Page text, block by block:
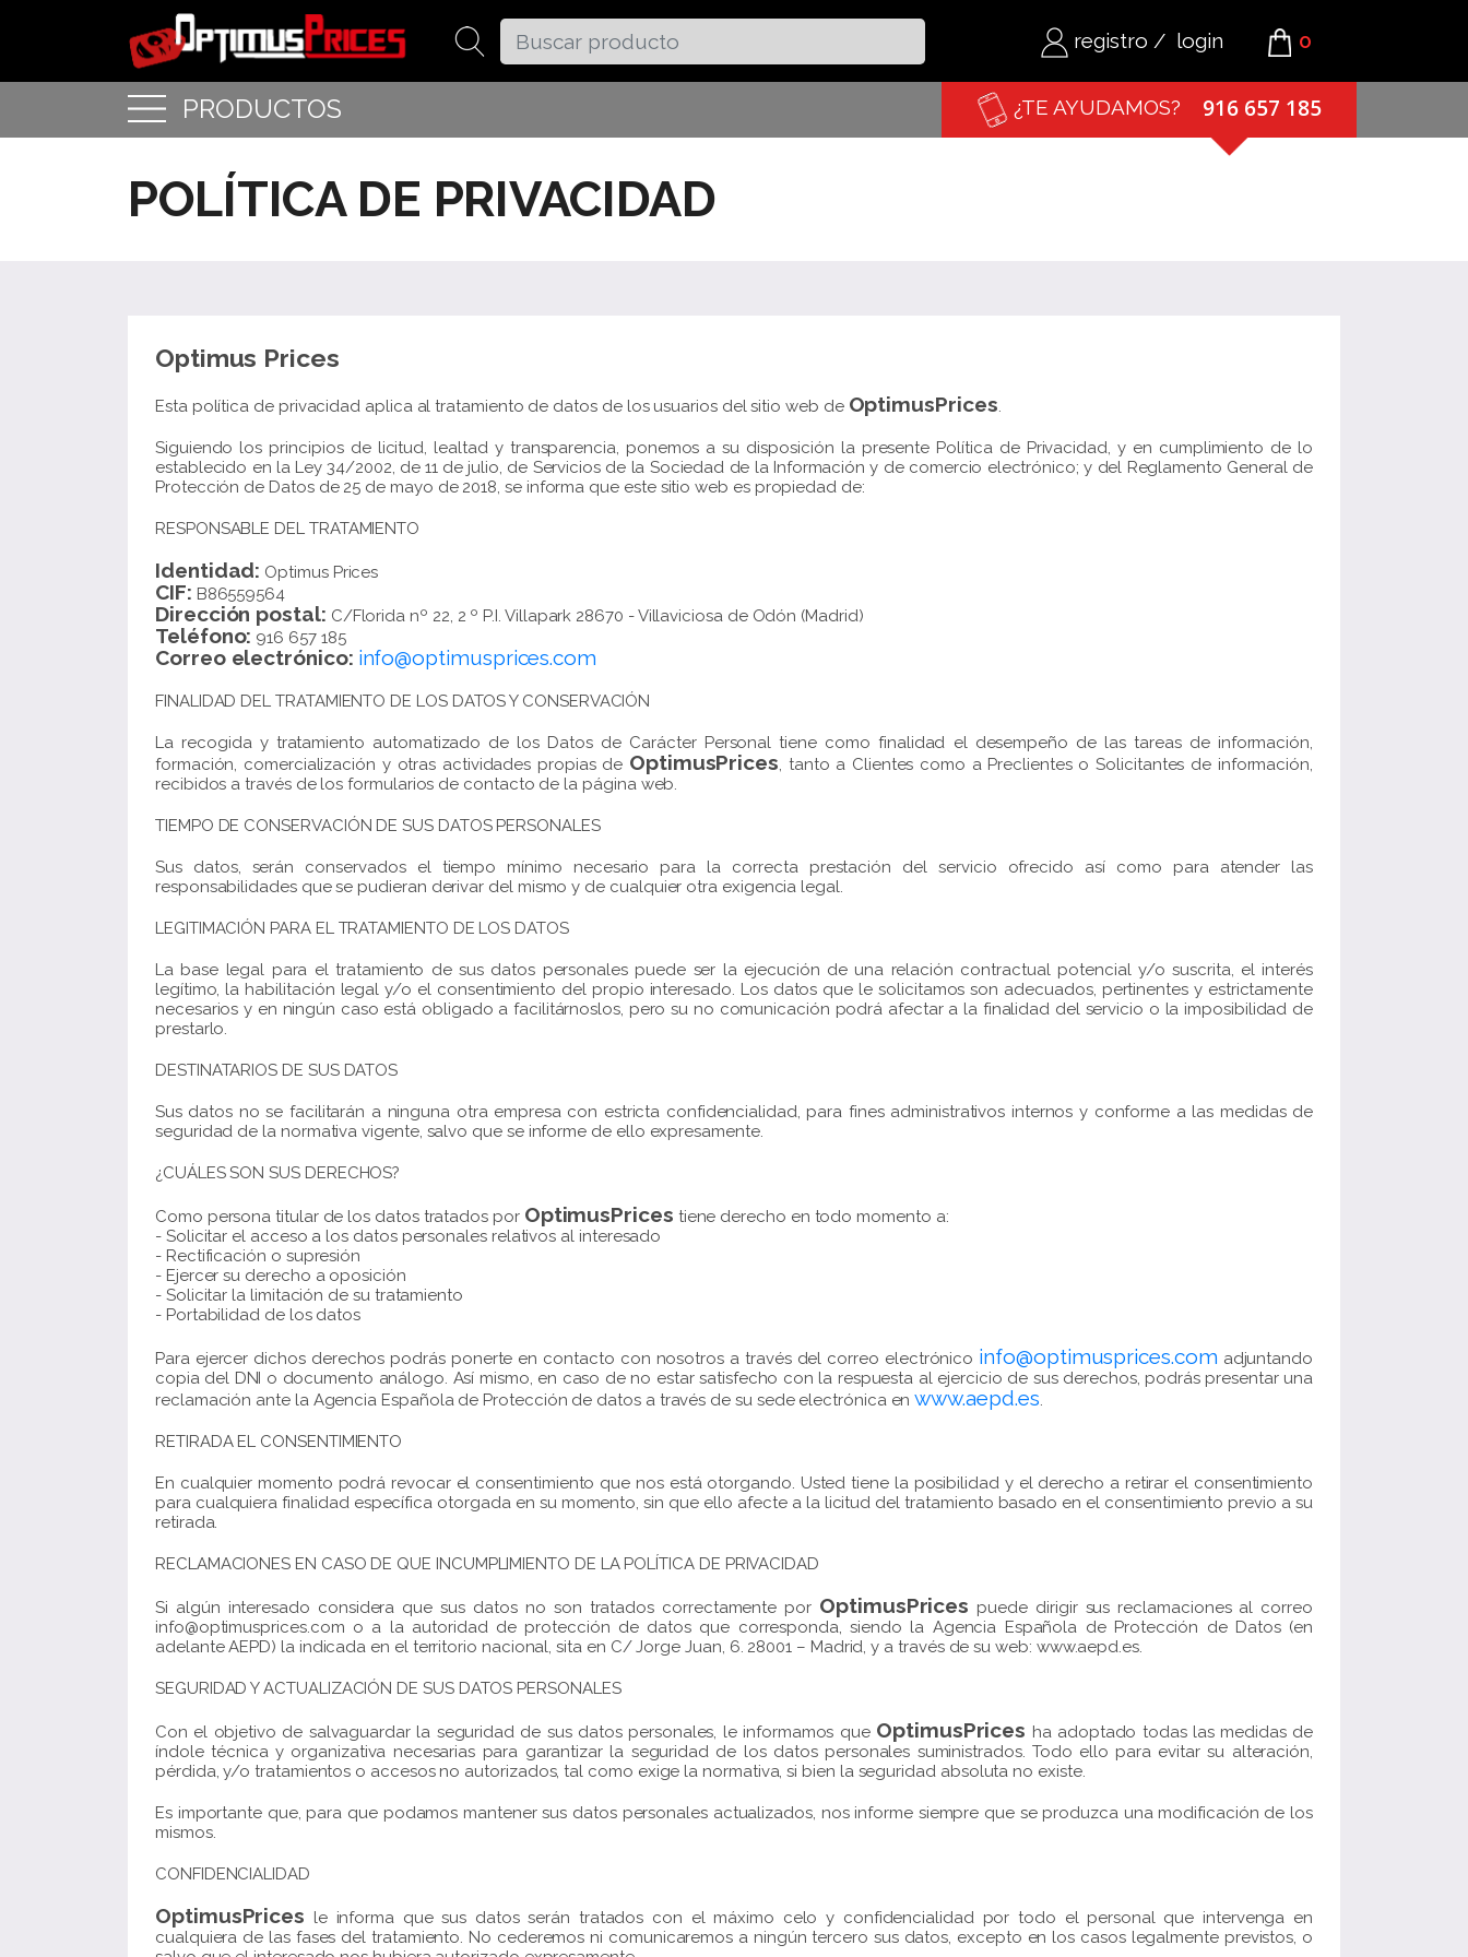
registro / login 0
PRODUCTOS ¿TE AYUDAMOS? 916 657 185
POLÍTICA DE PRIVACIDAD
Optimus Prices
Esta política de privacidad aplica al tratamiento de datos de los usuarios del sitio web de OptimusPrices.
Siguiendo los principios de licitud, lealtad y transparencia, ponemos a su disposición la presente Política de Privacidad, y en cumplimiento de lo
establecido en la Ley 34/2002, de 11 de julio, de Servicios de la Sociedad de la Información y de comercio electrónico; y del Reglamento General de
Protección de Datos de 25 de mayo de 2018, se informa que este sitio web es propiedad de:
RESPONSABLE DEL TRATAMIENTO
Identidad: Optimus Prices
CIF: B86559564
Dirección postal: C/Florida nº 22, 2 º P.I. Villapark 28670 - Villaviciosa de Odón (Madrid)
Teléfono: 916 657 185
Correo electrónico: info@optimusprices.com
FINALIDAD DEL TRATAMIENTO DE LOS DATOS Y CONSERVACIÓN
La recogida y tratamiento automatizado de los Datos de Carácter Personal tiene como finalidad el desempeño de las tareas de información,
formación, comercialización y otras actividades propias de OptimusPrices, tanto a Clientes como a Preclientes o Solicitantes de información,
recibidos a través de los formularios de contacto de la página web.
TIEMPO DE CONSERVACIÓN DE SUS DATOS PERSONALES
Sus datos, serán conservados el tiempo mínimo necesario para la correcta prestación del servicio ofrecido así como para atender las
responsabilidades que se pudieran derivar del mismo y de cualquier otra exigencia legal.
LEGITIMACIÓN PARA EL TRATAMIENTO DE LOS DATOS
La base legal para el tratamiento de sus datos personales puede ser la ejecución de una relación contractual potencial y/o suscrita, el interés
legítimo, la habilitación legal y/o el consentimiento del propio interesado. Los datos que le solicitamos son adecuados, pertinentes y estrictamente
necesarios y en ningún caso está obligado a facilitárnoslos, pero su no comunicación podrá afectar a la finalidad del servicio o la imposibilidad de
prestarlo.
DESTINATARIOS DE SUS DATOS
Sus datos no se facilitarán a ninguna otra empresa con estricta confidencialidad, para fines administrativos internos y conforme a las medidas de
seguridad de la normativa vigente, salvo que se informe de ello expresamente.
¿CUÁLES SON SUS DERECHOS?
Como persona titular de los datos tratados por OptimusPrices tiene derecho en todo momento a:
- Solicitar el acceso a los datos personales relativos al interesado
- Rectificación o supresión
- Ejercer su derecho a oposición
- Solicitar la limitación de su tratamiento
- Portabilidad de los datos
Para ejercer dichos derechos podrás ponerte en contacto con nosotros a través del correo electrónico info@optimusprices.com adjuntando
copia del DNI o documento análogo. Así mismo, en caso de no estar satisfecho con la respuesta al ejercicio de sus derechos, podrás presentar una
reclamación ante la Agencia Española de Protección de datos a través de su sede electrónica enwww.aepd.es.
RETIRADA EL CONSENTIMIENTO
En cualquier momento podrá revocar el consentimiento que nos está otorgando. Usted tiene la posibilidad y el derecho a retirar el consentimiento
para cualquiera finalidad específica otorgada en su momento, sin que ello afecte a la licitud del tratamiento basado en el consentimiento previo a su
retirada.
RECLAMACIONES EN CASO DE QUE INCUMPLIMIENTO DE LA POLÍTICA DE PRIVACIDAD
Si algún interesado considera que sus datos no son tratados correctamente por OptimusPrices puede dirigir sus reclamaciones al correo
info@optimusprices.com o a la autoridad de protección de datos que corresponda, siendo la Agencia Española de Protección de Datos (en
adelante AEPD) la indicada en el territorio nacional, sita en C/ Jorge Juan, 6. 28001 – Madrid, y a través de su web: www.aepd.es.
SEGURIDAD Y ACTUALIZACIÓN DE SUS DATOS PERSONALES
Con el objetivo de salvaguardar la seguridad de sus datos personales, le informamos que OptimusPrices ha adoptado todas las medidas de
índole técnica y organizativa necesarias para garantizar la seguridad de los datos personales suministrados. Todo ello para evitar su alteración,
pérdida, y/o tratamientos o accesos no autorizados, tal como exige la normativa, si bien la seguridad absoluta no existe.
Es importante que, para que podamos mantener sus datos personales actualizados, nos informe siempre que se produzca una modificación de los
mismos.
CONFIDENCIALIDAD
OptimusPrices le informa que sus datos serán tratados con el máximo celo y confidencialidad por todo el personal que intervenga en
cualquiera de las fases del tratamiento. No cederemos ni comunicaremos a ningún tercero sus datos, excepto en los casos legalmente previstos, o